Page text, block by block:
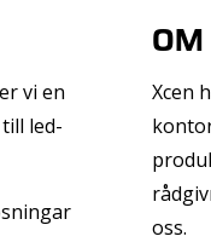
vi en
led-
OM
Xcen
oss.